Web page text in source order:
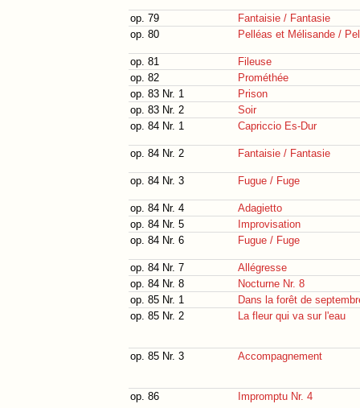
op. 79
Fantaisie / Fantasie
op. 80
Pelléas et Mélisande /
op. 81
Fileuse
op. 82
Prométhée
op. 83 Nr. 1
Prison
op. 83 Nr. 2
Soir
op. 84 Nr. 1
Capriccio Es-Dur
op. 84 Nr. 2 Fantaisie / Fantasie
op. 84 Nr. 3 Fugue / Fuge
op. 84 Nr. 4
Adagietto
op. 84 Nr. 5
Improvisation
op. 84 Nr. 6
Fugue / Fuge
op. 84 Nr. 7
Allégresse
op. 84 Nr. 8
Nocturne Nr. 8
op. 85 Nr. 1
Dans la forêt de
op. 85 Nr. 2
La fleur qui va sur l'eau
op. 85 Nr. 3 Accompagnement
op. 86 Impromptu Nr. 4